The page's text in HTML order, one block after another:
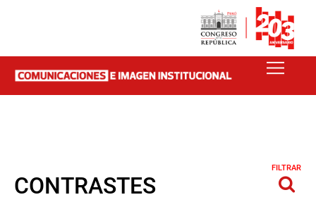
CONTRASTES
FILTRAR